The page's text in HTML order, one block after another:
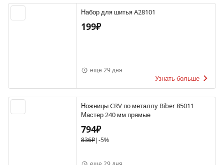
Набор для шитья A28101
199₽
еще 29 дня
Узнать больше
Ножницы CRV по металлу Biber 85011
Мастер 240 мм прямые
794₽
836₽|-5%